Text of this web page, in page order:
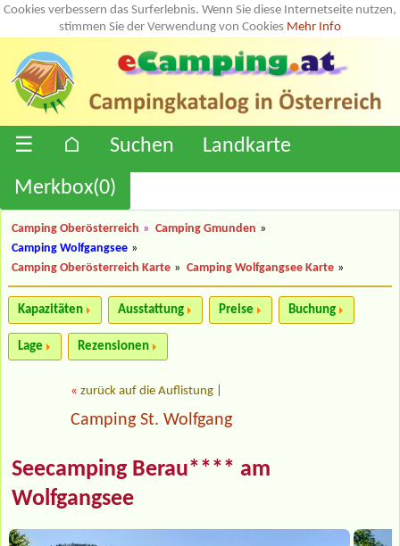
Cookies verbessern das Surferlebnis. Wenn Sie diese Internetseite nutzen,
stimmen Sie der Verwendung von Cookies Mehr Info
☰ ⌂ Suchen
Landkarte
Merkbox(0)
Camping Oberösterreich » Camping Gmunden »
Camping Wolfgangsee »
Camping Oberösterreich Karte » Camping Wolfgangsee Karte »
Kapazitäten Ausstattung Preise Buchung
Lage Rezensionen
« zurück auf die Auflistung
Camping St. Wolfgang
Seecamping Berau**** am
Wolfgangsee